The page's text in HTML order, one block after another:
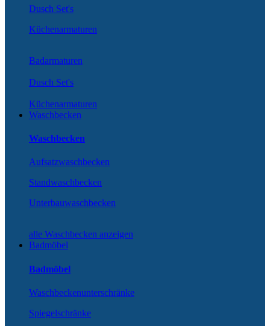
Dusch Set's
Küchenarmaturen
Badarmaturen
Dusch Set's
Küchenarmaturen
Waschbecken
Waschbecken
Aufsatzwaschbecken
Standwaschbecken
Unterbauwaschbecken
alle Waschbecken anzeigen
Badmöbel
Badmöbel
Waschbeckenunterschränke
Spiegelschränke